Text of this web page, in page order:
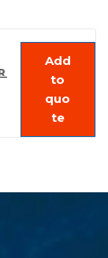
Add
to
quo
te